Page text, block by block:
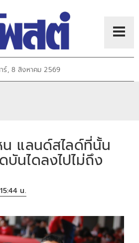
าร์, 8 สิงหาคม 2569
น แลนด์สไลด์ที่นั้น
นไดลงไปไม่ถึง
น.